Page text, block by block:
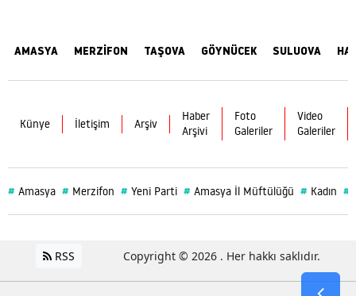
AMASYA MERZİFON TAŞOVA GÖYNÜCEK SULUOVA
Künye İletişim Arşiv
Haber
Arşivi
Foto
Galeriler
Video
Galeriler
# Amasya # Merzifon # Yeni Parti # Amasya İl Müftülüğü # Kadın #
RSS Copyright © 2026 . Her hakkı saklıdır.